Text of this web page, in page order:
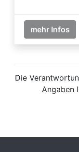
mehr Infos
Die
Angaben